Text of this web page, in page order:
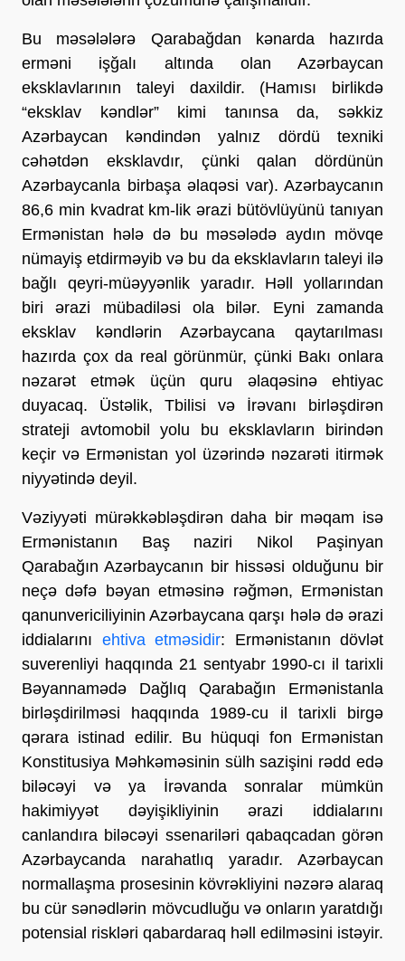
Bu məsələlərə Qarabağdan kənarda hazırda
erməni işğalı altında olan Azərbaycan
eksklavlarının taleyi daxildir. (Hamısı birlikdə
“eksklav kəndlər” kimi tanınsa da, səkkiz
Azərbaycan kəndindən yalnız dördü texniki
cəhətdən eksklavdır, çünki qalan dördünün
Azərbaycanla birbaşa əlaqəsi var). Azərbaycanın
86,6 min kvadrat km-lik ərazi bütövlüyünü tanıyan
Ermənistan hələ də bu məsələdə aydın mövqe
nümayiş etdirməyib və bu da eksklavların taleyi ilə
bağlı qeyri-müəyyənlik yaradır. Həll yollarından
biri ərazi mübadiləsi ola bilər. Eyni zamanda
eksklav kəndlərin Azərbaycana qaytarılması
hazırda çox da real görünmür, çünki Bakı onlara
nəzarət etmək üçün quru əlaqəsinə ehtiyac
duyacaq. Üstəlik, Tbilisi və İrəvanı birləşdirən
strateji avtomobil yolu bu eksklavların birindən
keçir və Ermənistan yol üzərində nəzarəti itirmək
niyyətində deyil.
Vəziyyəti mürəkkəbləşdirən daha bir məqam isə
Ermənistanın Baş naziri Nikol Paşinyan
Qarabağın Azərbaycanın bir hissəsi olduğunu bir
neçə dəfə bəyan etməsinə rəğmən, Ermənistan
qanunvericiliyinin Azərbaycana qarşı hələ də ərazi
iddialarını ehtiva etməsidir: Ermənistanın dövlət
suverenliyi haqqında 21 sentyabr 1990-cı il tarixli
Bəyannamədə Dağlıq Qarabağın Ermənistanla
birləşdirilməsi haqqında 1989-cu il tarixli birgə
qərara istinad edilir. Bu hüquqi fon Ermənistan
Konstitusiya Məhkəməsinin sülh sazişini rədd edə
biləcəyi və ya İrəvanda sonralar mümkün
hakimiyyət dəyişikliyinin ərazi iddialarını
canlandıra biləcəyi ssenariləri qabaqcadan görən
Azərbaycanda narahatlıq yaradır. Azərbaycan
normallaşma prosesinin kövrəkliyini nəzərə alaraq
bu cür sənədlərin mövcudluğu və onların yaratdığı
potensial riskləri qabardaraq həll edilməsini istəyir.